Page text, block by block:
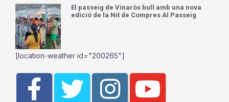
El passeig de Vinaròs bull amb una nova
edició de la Nit de Compres Al Passeig
[location-weather id="200265"]